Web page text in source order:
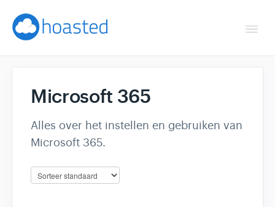
Helpdesk
Optimaliseren & debuggen
Reseller & developer
Microsoft 365
Alles over het instellen en gebruiken van
Microsoft 365.